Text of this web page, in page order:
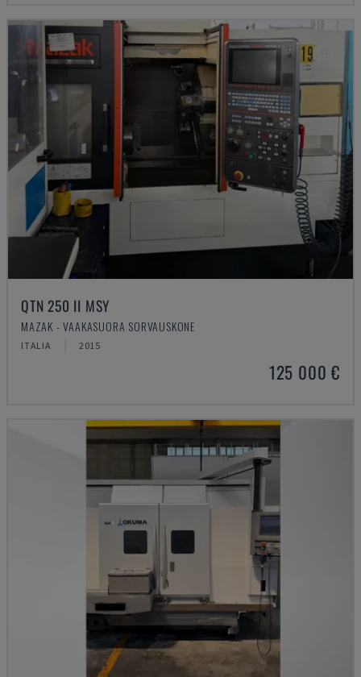
QTN 250 II MSY
MAZAK - VAAKASUORA SORVAUSKONE
ITALIA 2015
125 000 €